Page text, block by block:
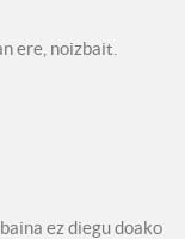
ere, noizbait.
ez diegu doako